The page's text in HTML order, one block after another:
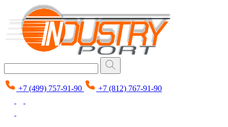
+7 (499) 757-91-90 +7 (812) 767-91-90